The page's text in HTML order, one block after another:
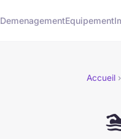
DemenagementEquipement
Accueil